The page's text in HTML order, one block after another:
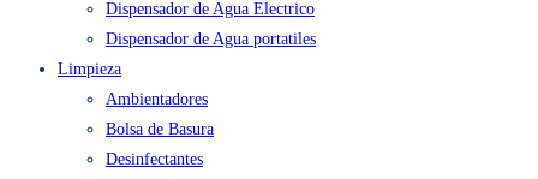
Dispensadores
Dispensador de Agua Electrico
Dispensador de Agua portatiles
Limpieza
Ambientadores
Bolsa de Basura